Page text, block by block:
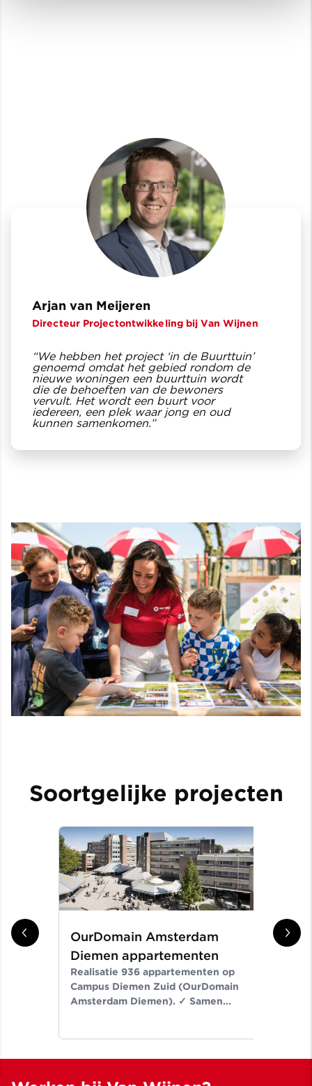
Arjan van Meijeren
Directeur Projectontwikkeling bij Van Wijnen
“We hebben het project ‘in de Buurttuin’
genoemd omdat het gebied rondom de
nieuwe woningen een buurttuin wordt
die de behoeften van de bewoners
vervult. Het wordt een buurt voor
iedereen, een plek waar jong en oud
kunnen samenkomen.”
Soortgelijke projecten
OurDomain Amsterdam
Diemen appartementen
Realisatie 936 appartementen op
Campus Diemen Zuid (OurDomain
Amsterdam Diemen). ✓ Samen